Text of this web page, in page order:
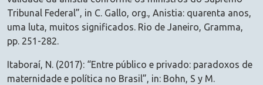
Tribunal Federal”, in C. Gallo, org., Anistia: quarenta anos,
uma luta, muitos significados. Rio de Janeiro, Gramma,
pp. 251-282.
Itaboraí, N. (2017): “Entre público e privado: paradoxos de
maternidade e política no Brasil”, in: Bohn, S y M.